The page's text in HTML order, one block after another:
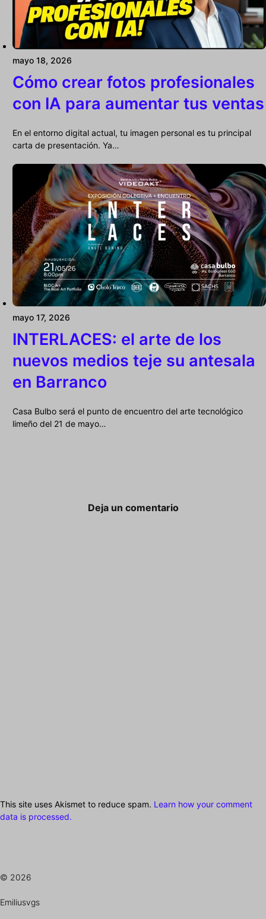
mayo 18, 2026
Cómo crear fotos profesionales
con IA para aumentar tus ventas
En el entorno digital actual, tu imagen personal es tu principal
carta de presentación. Ya…
mayo 17, 2026
INTERLACES: el arte de los
nuevos medios teje su antesala
en Barranco
Casa Bulbo será el punto de encuentro del arte tecnológico
limeño del 21 de mayo…
Deja un comentario
This site uses Akismet to reduce spam. Learn how your comment
data is processed.
© 2026
Emiliusvgs